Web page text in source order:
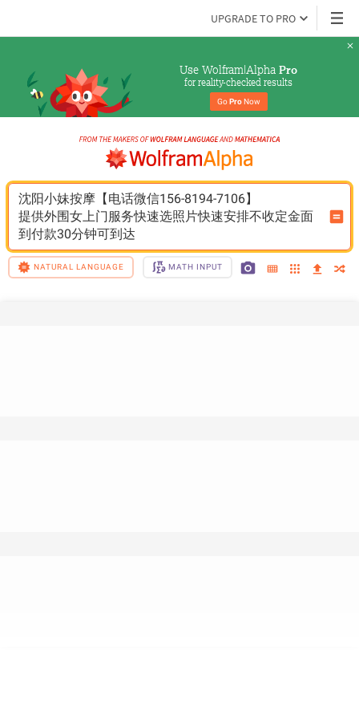
UPGRADE TO PRO
Use Wolfram|Alpha Pro
for reality-checked results
Go Pro Now
沈阳小妹按摩【电话微信156-8194-7106】
提供外围女上门服务快速选照片快速安排不收定金面
到付款30分钟可到达
NATURAL LANGUAGE MATH INPUT